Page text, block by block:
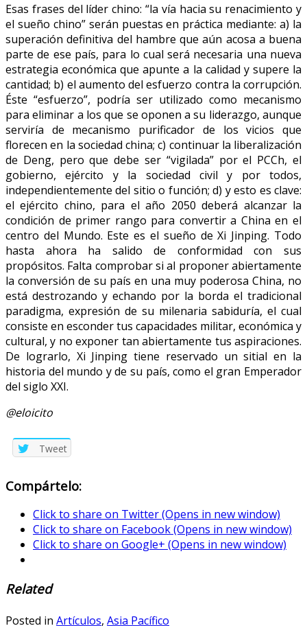
Esas frases del líder chino: “la vía hacia su renacimiento y
el sueño chino” serán puestas en práctica mediante: a) la
superación definitiva del hambre que aún acosa a buena
parte de ese país, para lo cual será necesaria una nueva
estrategia económica que apunte a la calidad y supere la
cantidad; b) el aumento del esfuerzo contra la corrupción.
Éste “esfuerzo”, podría ser utilizado como mecanismo
para eliminar a los que se oponen a su liderazgo, aunque
serviría de mecanismo purificador de los vicios que
florecen en la sociedad china; c) continuar la liberalización
de Deng, pero que debe ser “vigilada” por el PCCh, el
gobierno, ejército y la sociedad civil y por todos,
independientemente del sitio o función; d) y esto es clave:
el ejército chino, para el año 2050 deberá alcanzar la
condición de primer rango para convertir a China en el
centro del Mundo. Este es el sueño de Xi Jinping. Todo
hasta ahora ha salido de conformidad con sus
propósitos. Falta comprobar si al proponer abiertamente
la conversión de su país en una muy poderosa China, no
está destrozando y echando por la borda el tradicional
paradigma, expresión de su milenaria sabiduría, el cual
consiste en esconder tus capacidades militar, económica y
cultural, y no exponer tan abiertamente tus aspiraciones.
De lograrlo, Xi Jinping tiene reservado un sitial en la
historia del mundo y de su país, como el gran Emperador
del siglo XXI.
@eloicito
Tweet
Compártelo:
Click to share on Twitter (Opens in new window)
Click to share on Facebook (Opens in new window)
Click to share on Google+ (Opens in new window)
Related
Posted in Artículos, Asia Pacífico